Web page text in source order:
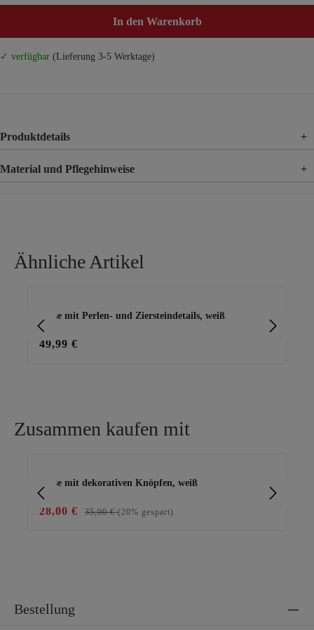
In den Warenkorb
✓ verfügbar (Lieferung 3-5 Werktage)
Produktdetails +
Material und Pflegehinweise +
Ähnliche Artikel
Bluse mit Perlen- und Ziersteindetails, weiß
49,99 €
Zusammen kaufen mit
Bluse mit dekorativen Knöpfen, weiß
28,00 € 35,00 €(20% gespart)
Bestellung